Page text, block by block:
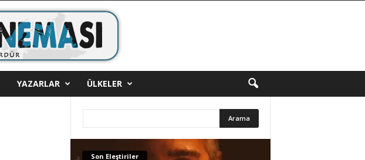
YAZARLAR ÜLKELER
Son Eleştiriler